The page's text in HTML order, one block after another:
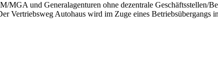
MGA und Generalagenturen ohne dezentrale Geschäftsstellen/
Vertriebsweg Autohaus wird im Zuge eines Betriebsübergangs